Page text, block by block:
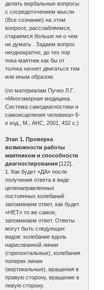
делать вербальные вопросы
с сосредоточением мысли
(Все сознание) на этом
вопросе, расслабляемся,
стараемся больше ни о чем
не думать . Задаем вопрос
неоднократно, до тех пор
пока маятник как бы от
толчка начнет двигаться тем
или иным образом.
(по материалам Пучко Л.Г.
«Многомерная медицина.
Система самодиагностики и
самоисцеления человека» 6-
е изд., М., АНС, 2001, 432 с.)
Этап 1. Проверка
возможности работы
маятником и способности
диагностирования [122].
1. Как будет «ДА» после
получения ответа в виде
целенаправленных
постоянных колебаний
запоминаем ответ, как будет
«НЕТ» то же самое,
запоминаем ответ. Ответы
могут быть следующих
видов: колебание вдоль
нарисованной линии
(горизонтальные), колебания
поперек линии
(вертикальные), вращения в
правую сторону, вращение в
левую сторону.